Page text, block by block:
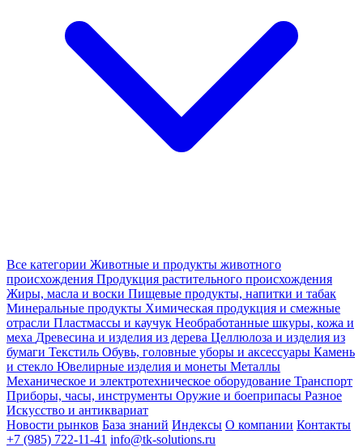
Все категории Животные и продукты животного
происхождения Продукция растительного происхождения
Жиры, масла и воски Пищевые продукты, напитки и табак
Минеральные продукты Химическая продукция и смежные
отрасли Пластмассы и каучук Необработанные шкуры, кожа и
меха Древесина и изделия из дерева Целлюлоза и изделия из
бумаги Текстиль Обувь, головные уборы и аксессуары Камень
и стекло Ювелирные изделия и монеты Металлы
Механическое и электротехническое оборудование Транспорт
Приборы, часы, инструменты Оружие и боеприпасы Разное
Искусство и антиквариат
Новости рынков База знаний Индексы О компании Контакты
+7 (985) 722-11-41 info@tk-solutions.ru